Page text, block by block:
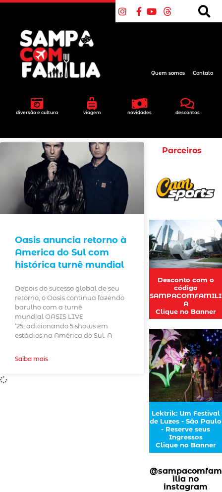
diversão e cultura viagem novidades descontos
Quem somos Contato
Oasis anuncia retorno à
America do Sul com
histórica turnê mundial
Depois do sucesso global de seu
retorno, o Oasis continua fazendo
barulho com a turnê
mundial OASIS LIVE
‘25, adicionando 5 shows em
estádios na América do Sul. A
Saiba mais
Parceiros
Desconto com o
código
SAMPACOMFAMILI
A
Clique no Banner
Lektrik: Um Festival
de Luzes - São Paulo
- Reserve seus
Ingressos
Clique no Banner
@sampacomfam
ilia no
instagram